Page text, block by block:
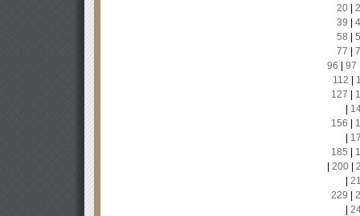
20|
39
58
77
96
97
112
127
156
185
200|
229